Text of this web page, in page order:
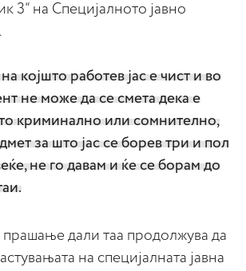
3“ на Специјалното јавно
којшто работев јас е чист и во
не може да се смета дека е
криминално или сомнително,
за што јас се борев три и пол
не го давам и ќе се борам до
дали таа продолжува да
на специјалната јавна